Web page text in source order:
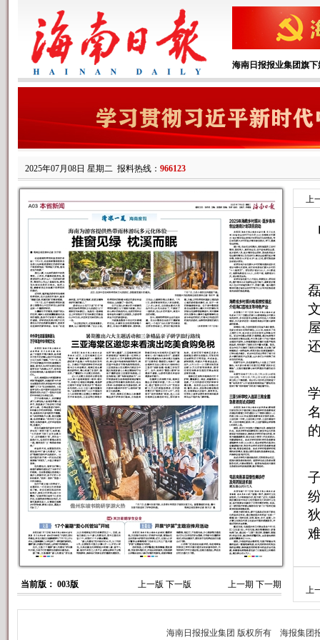
海南日报报业集团旗下
2025年07月08日 星期二 报料热线： 966123
当前版： 003版 上一版 下一版 上一期 下一期
上
上